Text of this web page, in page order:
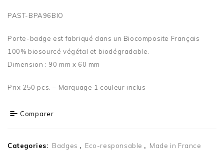
PAST-BPA96BIO
Porte-badge est fabriqué dans un Biocomposite Français
100% biosourcé végétal et biodégradable.
Dimension : 90 mm x 60 mm
Prix 250 pcs. – Marquage 1 couleur inclus
Comparer
Categories: Badges , Eco-responsable , Made in France